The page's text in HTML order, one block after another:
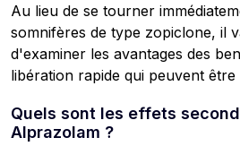
Au lieu de se tourner
somnifères de type zopiclone, il
d'examiner les avantages des
libération rapide qui peuvent
Quels sont les effets
Alprazolam ?